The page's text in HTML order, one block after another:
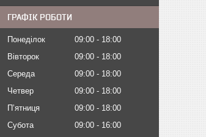
ГРАФІК РОБОТИ
Понеділок 09:00
18:00
Вівторок
09:00
18:00
Середа
09:00
18:00
Четвер
09:00
18:00
Пʼятниця
09:00
18:00
Субота
09:00
16:00